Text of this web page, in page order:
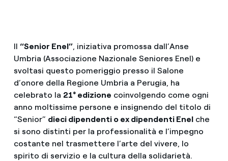
Il “Senior Enel”, iniziativa promossa dall’Anse
Umbria (Associazione Nazionale Seniores Enel) e
svoltasi questo pomeriggio presso il Salone
d’onore della Regione Umbria a Perugia, ha
celebrato la 21° edizione coinvolgendo come ogni
anno moltissime persone e insignendo del titolo di
“Senior” dieci dipendenti o ex dipendenti Enelche
si sono distinti per la professionalità e l’impegno
costante nel trasmettere l’arte del vivere, lo
spirito di servizio e la cultura della solidarietà.